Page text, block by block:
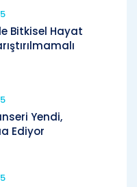
Bitkisel Hayat
Yendi,
Ediyor